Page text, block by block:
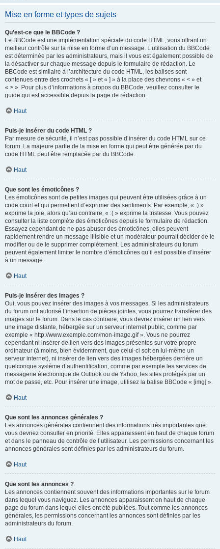
Mise en forme et types de sujets
Qu’est-ce que le BBCode ?
Le BBCode est une implémentation spéciale du code HTML, vous offrant un
meilleur contrôle sur la mise en forme d’un message. L’utilisation du BBCode
est déterminée par les administrateurs, mais il vous est également possible de
la désactiver sur chaque message depuis le formulaire de rédaction. Le
BBCode est similaire à l’architecture du code HTML, les balises sont
contenues entre des crochets « [ » et « ] » à la place des chevrons « < » et
« > ». Pour plus d’informations à propos du BBCode, veuillez consulter le
guide qui est accessible depuis la page de rédaction.
Haut
Puis-je insérer du code HTML ?
Par mesure de sécurité, il n’est pas possible d’insérer du code HTML sur ce
forum. La majeure partie de la mise en forme qui peut être générée par du
code HTML peut être remplacée par du BBCode.
Haut
Que sont les émoticônes ?
Les émoticônes sont de petites images qui peuvent être utilisées grâce à un
code court et qui permettent d’exprimer des sentiments. Par exemple, « :) »
exprime la joie, alors qu’au contraire, « :( » exprime la tristesse. Vous pouvez
consulter la liste complète des émoticônes depuis le formulaire de rédaction.
Essayez cependant de ne pas abuser des émoticônes, elles peuvent
rapidement rendre un message illisible et un modérateur pourrait décider de le
modifier ou de le supprimer complètement. Les administrateurs du forum
peuvent également limiter le nombre d’émoticônes qu’il est possible d’insérer
à un message.
Haut
Puis-je insérer des images ?
Oui, vous pouvez insérer des images à vos messages. Si les administrateurs
du forum ont autorisé l’insertion de pièces jointes, vous pourrez transférer des
images sur le forum. Dans le cas contraire, vous devrez insérer un lien vers
une image distante, hébergée sur un serveur internet public, comme par
exemple « http://www.exemple.com/mon-image.gif ». Vous ne pourrez
cependant ni insérer de lien vers des images présentes sur votre propre
ordinateur (à moins, bien évidemment, que celui-ci soit en lui-même un
serveur internet), ni insérer de lien vers des images hébergées derrière un
quelconque système d’authentification, comme par exemple les services de
messagerie électronique de Outlook ou de Yahoo, les sites protégés par un
mot de passe, etc. Pour insérer une image, utilisez la balise BBCode « [img] ».
Haut
Que sont les annonces générales ?
Les annonces générales contiennent des informations très importantes que
vous devriez consulter en priorité. Elles apparaissent en haut de chaque forum
et dans le panneau de contrôle de l’utilisateur. Les permissions concernant les
annonces générales sont définies par les administrateurs du forum.
Haut
Que sont les annonces ?
Les annonces contiennent souvent des informations importantes sur le forum
dans lequel vous naviguez. Les annonces apparaissent en haut de chaque
page du forum dans lequel elles ont été publiées. Tout comme les annonces
générales, les permissions concernant les annonces sont définies par les
administrateurs du forum.
Haut